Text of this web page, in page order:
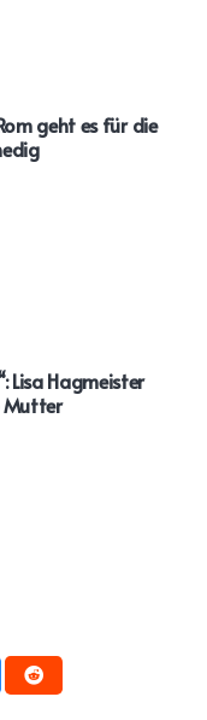
geht es für die
Lisa Hagmeister
Mutter